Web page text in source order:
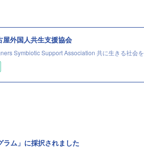
屋外国人共生支援協会
Symbiotic Support Association 共に生きる社会を
ラム」に採択されました